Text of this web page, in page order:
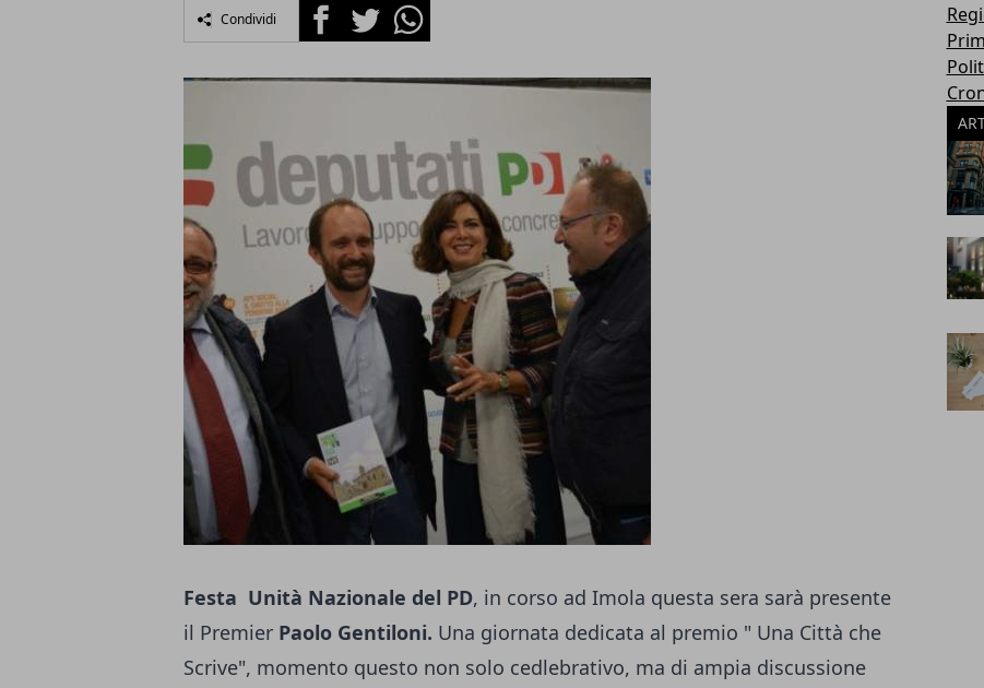
Condividi FacebookTwitterWhatsapp
Festa Unità Nazionale del PD, in corso ad Imola questa sera sarà presente
il Premier Paolo Gentiloni. Una giornata dedicata al premio " Una Città che
Scrive", momento questo non solo cedlebrativo, ma di ampia discussione